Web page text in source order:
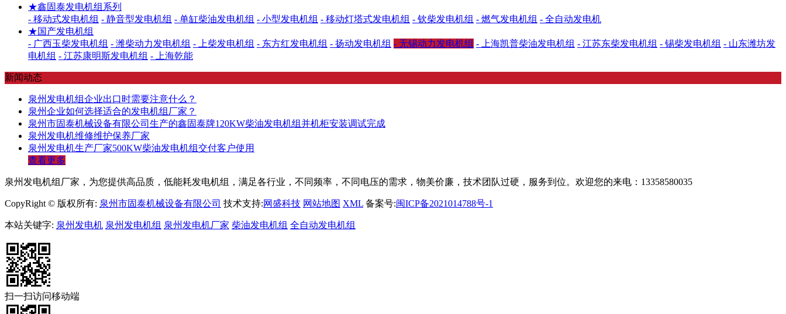
★鑫固泰发电机组系列
- 移动式发电机组 - 静音型发电机组 - 单缸柴油发电机组 - 小型发电机组 - 移动灯塔式发电机组 - 钦柴发电机组 - 燃气发电机组 - 全自动发电机
★国产发电机组
- 广西玉柴发电机组 - 潍柴动力发电机组 - 上柴发电机组 - 东方红发电机组 - 扬动发电机组 - 无锡动力发电机组 - 上海凯普柴油发电机组 - 江苏东柴发电机组 - 锡柴发电机组 - 山东潍坊发
电机组 - 江苏康明斯发电机组 - 上海乾能
新闻动态
泉州发电机组企业出口时需要注意什么？
泉州企业如何选择适合的发电机组厂家？
泉州市固泰机械设备有限公司生产的鑫固泰牌120KW柴油发电机组并机柜安装调试完成
泉州发电机维修维护保养厂家
泉州发电机生产厂家500KW柴油发电机组交付客户使用
查看更多
泉州发电机组厂家，为您提供高品质，低能耗发电机组，满足各行业，不同频率，不同电压的需求，物美价廉，技术团队过硬，服务到位。欢迎您的来电：13358580035
CopyRight © 版权所有: 泉州市固泰机械设备有限公司 技术支持:网盛科技 网站地图 XML 备案号:闽ICP备2021014788号-1
本站关键字: 泉州发电机 泉州发电机组 泉州发电机厂家 柴油发电机组 全自动发电机组
扫一扫访问移动端